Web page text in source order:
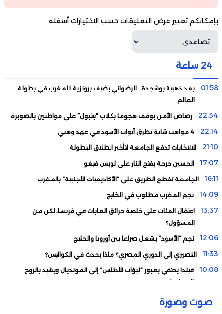
بإمكانكم تغيير عرض التعليقات حسب الاختيارات أسفله
24 ساعة
01:58
بعد ذهبية بوشجدة.. الرضواني يضيف برونزية للمغرب في بطولة
العالم
22:34 رصاص الأمن يوقف هجوما بكلاب “بيتبول” على مواطنين بالصويرة
22:14 4 مواهب شابة تطرق أبواب الأسود في عهد وهبي
21:10 الانتخابات تدفع الجامعة لتأخير انطلاق البطولة
17:07 الحسين خرجة يفتح النار على لويس فيغو
16:11 الجامعة تقطع الطريق على “الأكاديميات الأجنبية” بالمغرب
14:09 نجم المغرب مطلوب في الخليج
13:37
اعتقال المئات على خلفية حرائق الغابات في فرنسا، لكن من
المسؤول؟
12:06 نجم “الأسود” يشعل صراعا بين أوروبا والخليج
11:33 النصيري إلى الدوري المصري؟ ماذا يحدث في الكواليس؟
10:08
فيلدا يحتفي بعبور “لبؤات الأطلس” إلى المونديال ويشيد بالروح
الجماعية
العالم للشباب
صوت وصورة